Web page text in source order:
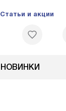
Статьи и акции
НОВИНКИ